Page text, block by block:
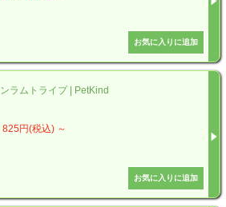
ラムトライプ | PetKind
825円(税込) ～